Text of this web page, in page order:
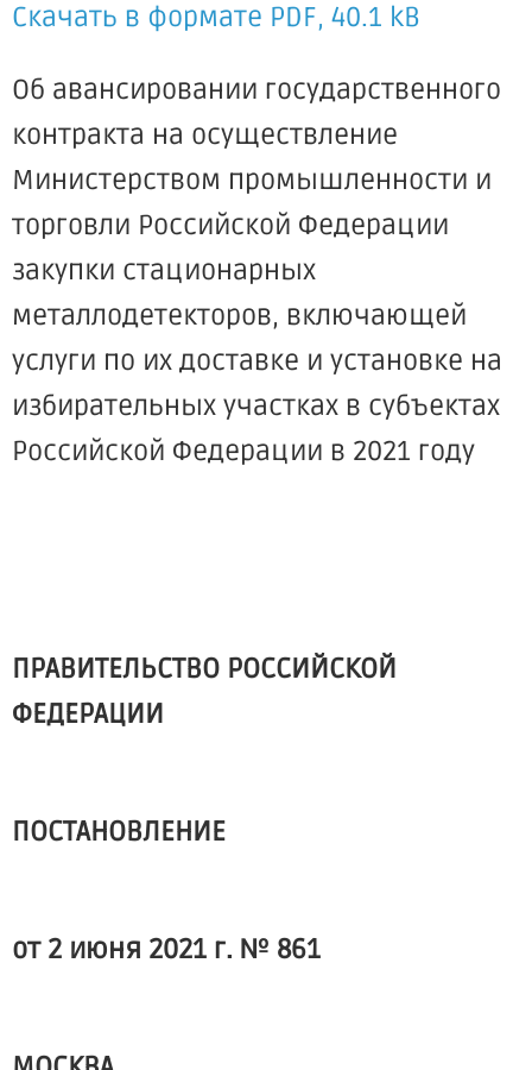
Скачать в формате PDF, 40.1 kB
Об авансировании государственного
контракта на осуществление
Министерством промышленности и
торговли Российской Федерации
закупки стационарных
металлодетекторов, включающей
услуги по их доставке и установке на
избирательных участках в субъектах
Российской Федерации в 2021 году
ПРАВИТЕЛЬСТВО РОССИЙСКОЙ
ФЕДЕРАЦИИ
ПОСТАНОВЛЕНИЕ
от 2 июня 2021 г. № 861